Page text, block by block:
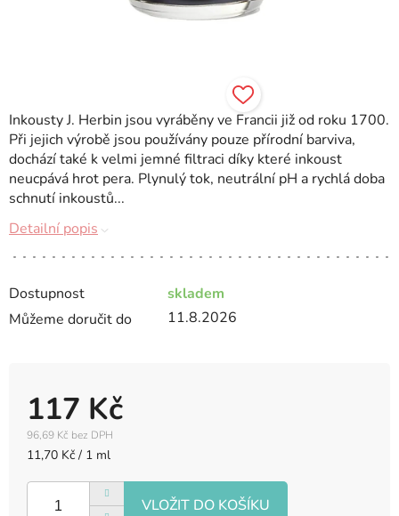
Dostupnost
skladem
Můžeme doručit do
11.8.2026
117 Kč
96,69 Kč bez DPH
Měrná
11,70 Kč / 1 ml
Inkousty J. Herbin jsou vyráběny ve Francii již od roku 1700.
Při jejich výrobě jsou používány pouze přírodní barviva,
dochází také k velmi jemné filtraci díky které inkoust
neucpává hrot pera. Plynulý tok, neutrální pH a rychlá doba
schnutí inkoustů...
Detailní popis